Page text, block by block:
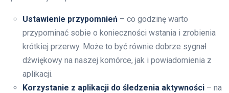
Ustawienie przypomnień – co godzinę warto
przypominać sobie o konieczności wstania i zrobienia
krótkiej przerwy. Może to być równie dobrze sygnał
dźwiękowy na naszej komórce, jak i powiadomienia z
aplikacji.
Korzystanie z aplikacji do śledzenia aktywności – na